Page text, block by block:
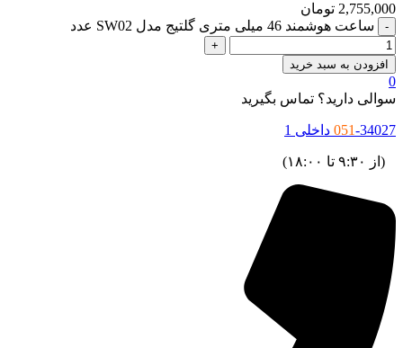
تومان
ساعت هوشمند 46 میلی متری گلتیج مدل SW02 عدد
افزودن به سبد خرید
دارید؟ تماس بگیرید
051داخلی 1
۹:۳۰ تا ۱۸:۰۰)